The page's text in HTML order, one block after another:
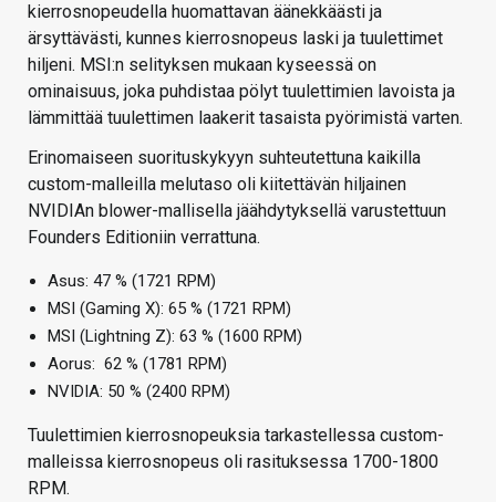
kierrosnopeudella huomattavan äänekkäästi ja
ärsyttävästi, kunnes kierrosnopeus laski ja tuulettimet
hiljeni. MSI:n selityksen mukaan kyseessä on
ominaisuus, joka puhdistaa pölyt tuulettimien lavoista ja
lämmittää tuulettimen laakerit tasaista pyörimistä varten.
Erinomaiseen suorituskykyyn suhteutettuna kaikilla
custom-malleilla melutaso oli kiitettävän hiljainen
NVIDIAn blower-mallisella jäähdytyksellä varustettuun
Founders Editioniin verrattuna.
Asus: 47 % (1721 RPM)
MSI (Gaming X): 65 % (1721 RPM)
MSI (Lightning Z): 63 % (1600 RPM)
Aorus: 62 % (1781 RPM)
NVIDIA: 50 % (2400 RPM)
Tuulettimien kierrosnopeuksia tarkastellessa custom-
malleissa kierrosnopeus oli rasituksessa 1700-1800
RPM.